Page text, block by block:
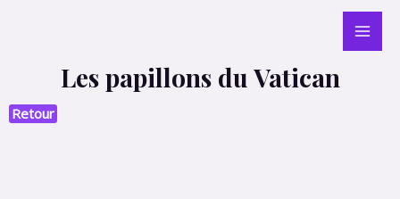
Les papillons du Vatican
Retour